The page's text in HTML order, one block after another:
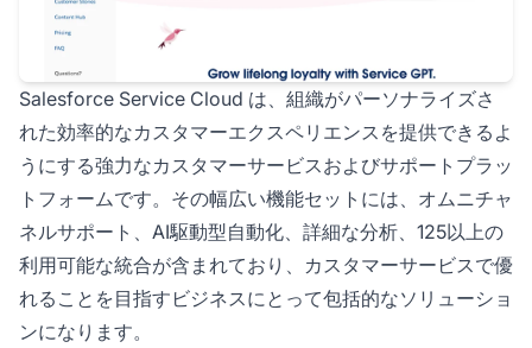
Salesforce Service Cloud は、組織がパーソナライズさ
れた効率的なカスタマーエクスペリエンスを提供できるよ
うにする強力なカスタマーサービスおよびサポートプラッ
トフォームです。その幅広い機能セットには、オムニチャ
ネルサポート、AI駆動型自動化、詳細な分析、125以上の
利用可能な統合が含まれており、カスタマーサービスで優
れることを目指すビジネスにとって包括的なソリューショ
ンになります。